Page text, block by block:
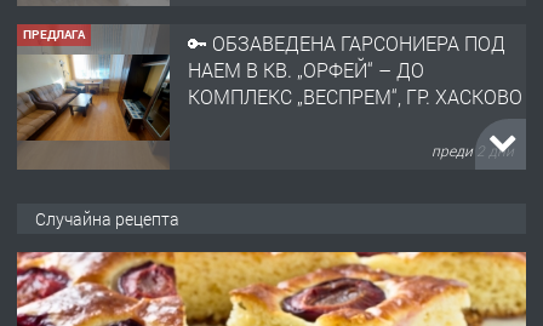
ПРЕДЛАГА
🔑 ОБЗАВЕДЕНА ГАРСОНИЕРА ПОД
НАЕМ В КВ. „ОРФЕЙ“ – ДО
КОМПЛЕКС „ВЕСПРЕМ“, ГР. ХАСКОВО
преди 2 дни
АПАРТАМЕНТ В ЦЕНТЪРА НА ГР.
ХАСКОВО
преди 2 дни
Случайна рецепта